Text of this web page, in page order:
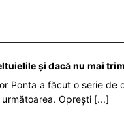
şi dacă nu mai
Ponta a făcut o serie
următoarea. Oprești [...]